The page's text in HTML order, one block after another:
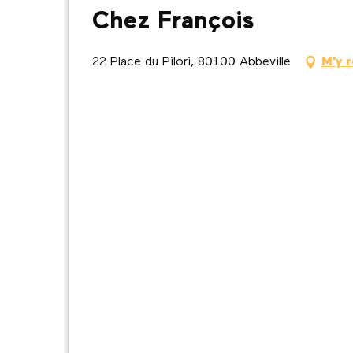
Chez François
22 Place du Pilori, 80100 Abbeville M'y